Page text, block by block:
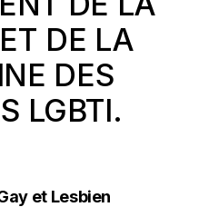
DE LA
DES
LGBTI.
et Lesbien